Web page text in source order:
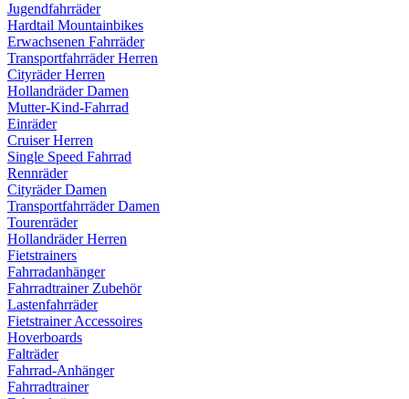
Jugendfahrräder
Hardtail Mountainbikes
Erwachsenen Fahrräder
Transportfahrräder Herren
Cityräder Herren
Hollandräder Damen
Mutter-Kind-Fahrrad
Einräder
Cruiser Herren
Single Speed Fahrrad
Rennräder
Cityräder Damen
Transportfahrräder Damen
Tourenräder
Hollandräder Herren
Fietstrainers
Fahrradanhänger
Fahrradtrainer Zubehör
Lastenfahrräder
Fietstrainer Accessoires
Hoverboards
Falträder
Fahrrad-Anhänger
Fahrradtrainer